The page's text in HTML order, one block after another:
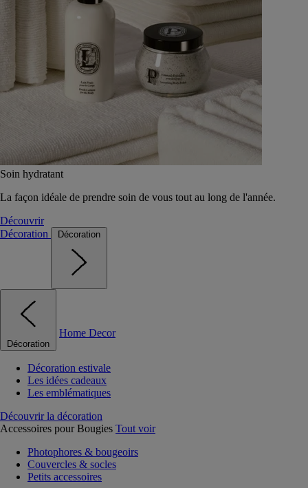
Soin hydratant
La façon idéale de prendre soin de vous tout au long de l'année.
Découvrir
Décoration
Décoration
Décoration
Home Decor
Décoration estivale
Les idées cadeaux
Les emblématiques
Découvrir la décoration
Accessoires pour Bougies Tout voir
Photophores & bougeoirs
Couvercles & socles
Petits accessoires